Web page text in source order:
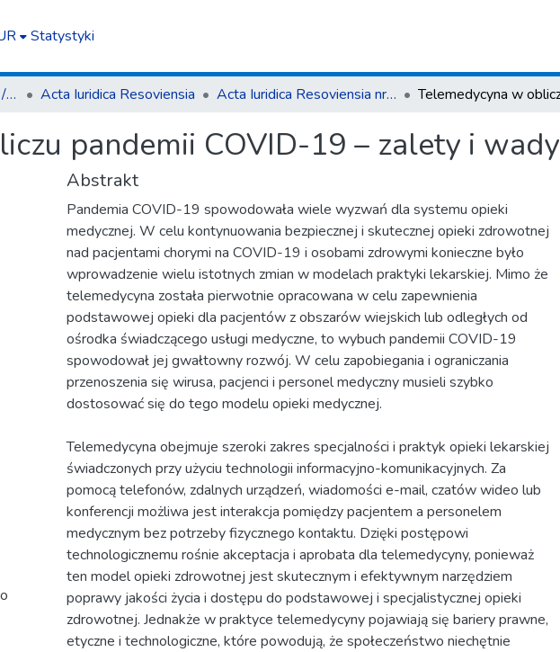
Statystyki
Czasopisma naukowe UR / Scientific Journals Acta Iuridica Resoviensia Acta Iuridica Resoviensia nr 1 (40) 2023
pandemii COVID-19 – zalety i wady
Abstrakt
Pandemia COVID-19 spowodowała wiele wyzwań dla systemu opieki
medycznej. W celu kontynuowania bezpiecznej i skutecznej opieki zdrowotnej
nad pacjentami chorymi na COVID-19 i osobami zdrowymi konieczne było
wprowadzenie wielu istotnych zmian w modelach praktyki lekarskiej. Mimo że
telemedycyna została pierwotnie opracowana w celu zapewnienia
podstawowej opieki dla pacjentów z obszarów wiejskich lub odległych od
ośrodka świadczącego usługi medyczne, to wybuch pandemii COVID-19
spowodował jej gwałtowny rozwój. W celu zapobiegania i ograniczania
przenoszenia się wirusa, pacjenci i personel medyczny musieli szybko
dostosować się do tego modelu opieki medycznej.
Telemedycyna obejmuje szeroki zakres specjalności i praktyk opieki lekarskiej
świadczonych przy użyciu technologii informacyjno-komunikacyjnych. Za
pomocą telefonów, zdalnych urządzeń, wiadomości e-mail, czatów wideo lub
konferencji możliwa jest interakcja pomiędzy pacjentem a personelem
medycznym bez potrzeby fizycznego kontaktu. Dzięki postępowi
technologicznemu rośnie akceptacja i aprobata dla telemedycyny, ponieważ
ten model opieki zdrowotnej jest skutecznym i efektywnym narzędziem
poprawy jakości życia i dostępu do podstawowej i specjalistycznej opieki
zdrowotnej. Jednakże w praktyce telemedycyny pojawiają się bariery prawne,
etyczne i technologiczne, które powodują, że społeczeństwo niechętnie